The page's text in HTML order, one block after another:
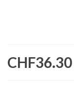
CHF36.30